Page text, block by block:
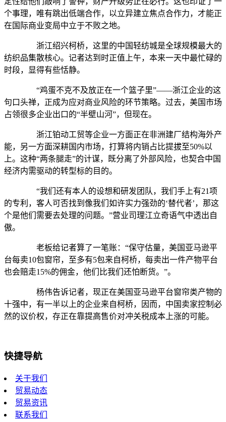
个事理，唯有跳出低端合作，以立异建立焦点合作力，才能正
在国际商业变局中立于不败之地。
浙江绍兴柯桥，这里的中国轻纺城是全球规模最大的
纺织品集散核心。记者达到时正值上午，本来一天中最忙碌的
时段，显得有些恬静。
“鸡蛋不克不及放正在一个篮子里”——浙江企业的这
句口头禅，正成为应对商业风险的环节策略。过去，美国市场
占领很多企业出口的“半壁山河”，但现在。
浙江铂动工贸等企业一方面正在非洲建厂结构海外产
能，另一方面深耕国内市场，打算将内销占比提拔至50%以
上。这种“两条腿走”的计谋，既分离了外部风险，也契合中国
经济内需驱动的转型标的目的。
“我们还有本人的设想和研发团队，我们手上有21项
的专利，客人可否找到像我们如许实力强劲的‘替代者’，那这
个是他们需要去处理的问题。”营业司理江立奇语气中透出自
傲。
老板给记者算了一笔账：“保守估量，美国亚马逊平
台每卖10包窗帘，至多有5包来自柯桥，每卖出一件产物平台
也会赔走15%的佣金，他们比我们还怕断货。”。
杨伟告诉记者，现正在美国亚马逊平台窗帘类产物的
十强中，有一半以上的企业来自柯桥，因而，中国卖家控制必
然的议价权，存正在靠提高售价对冲关税成本上涨的可能。
快捷导航
关于我们
贸易动态
贸易资讯
联系我们